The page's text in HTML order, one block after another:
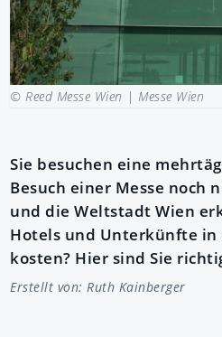
© Reed Messe Wien | Messe Wien
Sie besuchen eine
Besuch einer Messe noch
und die Weltstadt Wien
Hotels und Unterkünfte in
kosten? Hier sind Sie
Erstellt von: Ruth Kainberger